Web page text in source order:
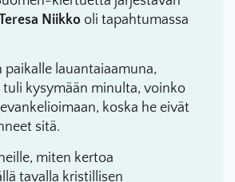
Niikko oli tapahtumassa
paikalle lauantaiaamuna,
kysymään minulta, voinko
koska he eivät
sitä.
miten kertoa
tavalla kristillisen